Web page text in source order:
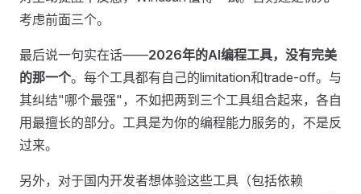
考虑前面三个。
最后说一句实在话——2026年的AI编程工具，没有完美
的那一个。每个工具都有自己的limitation和trade-off。与
其纠结"哪个最强"，不如把两到三个工具组合起来，各自
用最擅长的部分。工具是为你的编程能力服务的，不是反
过来。
另外，对于国内开发者想体验这些工具（包括依赖